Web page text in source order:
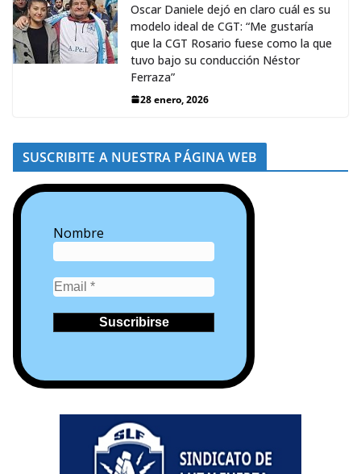
Oscar Daniele dejó en claro cuál es su
modelo ideal de CGT: “Me gustaría
que la CGT Rosario fuese como la que
tuvo bajo su conducción Néstor
Ferraza”
28 enero, 2026
SUSCRIBITE A NUESTRA PÁGINA WEB
Nombre